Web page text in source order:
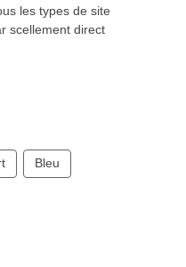
les types de site
scellement direct
Bleu